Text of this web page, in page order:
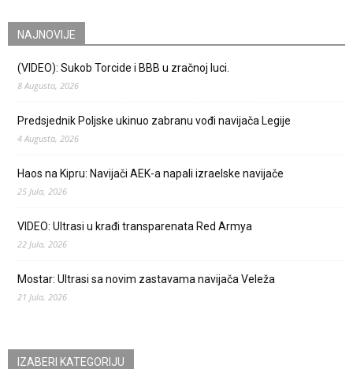
NAJNOVIJE
(VIDEO): Sukob Torcide i BBB u zračnoj luci.
8 Augusta, 2026
Predsjednik Poljske ukinuo zabranu vođi navijača Legije
4 Augusta, 2026
Haos na Kipru: Navijači AEK-a napali izraelske navijače
25 Jula, 2026
VIDEO: Ultrasi u krađi transparenata Red Armya
22 Jula, 2026
Mostar: Ultrasi sa novim zastavama navijača Veleža
21 Jula, 2026
IZABERI KATEGORIJU